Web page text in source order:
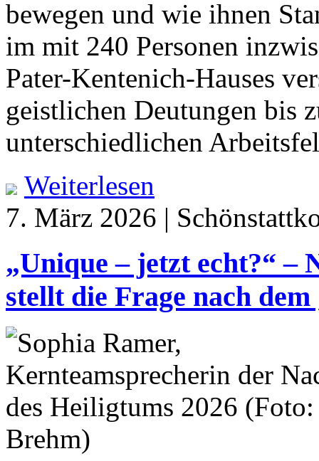
bewegen und wie ihnen
im mit 240 Personen
Pater-Kentenich-Hauses
geistlichen Deutungen bis
unterschiedlichen
Weiterlesen
7. März 2026 |
„Unique – jetzt echt?“ –
stellt die Frage nach